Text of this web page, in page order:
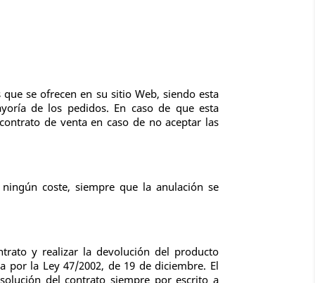
se ofrecen en su sitio Web, siendo esta
de los pedidos. En caso de que esta
de venta en caso de no aceptar las
coste, siempre que la anulación se
y realizar la devolución del producto
la Ley 47/2002, de 19 de diciembre. El
del contrato siempre por escrito a